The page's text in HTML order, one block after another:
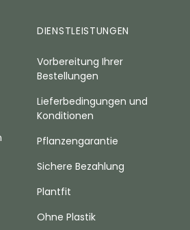
DIENSTLEISTUNGEN
Vorbereitung Ihrer
Bestellungen
Lieferbedingungen und
Konditionen
Pflanzengarantie
Sichere Bezahlung
Plantfit
Ohne Plastik